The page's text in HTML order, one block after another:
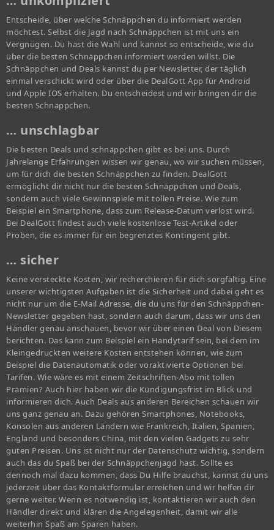
Entscheide, über welche Schnäppchen du informiert werden
möchtest. Selbst die Jagd nach Schnäppchen ist mit uns ein
Vergnügen. Du hast die Wahl und kannst so entscheide, wie du
über die besten Schnäppchen informiert werden willst. Die
Schnäppchen und Deals kannst du per Newsletter, der täglich
einmal verschickt wird oder über die DealGott App für Android
und Apple IOS erhalten. Du entscheidest und wir bringen dir die
besten Schnäppchen.
… unschlagbar
Die besten Deals und schnäppchen gibt es bei uns. Durch
Jahrelange Erfahrungen wissen wir genau, wo wir suchen müssen,
um für dich die besten Schnäppchen zu finden. DealGott
ermöglicht dir nicht nur die besten Schnäppchen und Deals,
sondern auch viele Gewinnspiele mit tollen Preise. Wie zum
Beispiel ein Smartphone, dass zum Release-Datum verlost wird.
Bei DealGott findest auch viele kostenlose Test-Artikel oder
Proben, die es immer für ein begrenztes Kontingent gibt.
… sicher
Keine versteckte Kosten, wir recherchieren für dich sorgfältig. Eine
unserer wichtigsten Aufgaben ist die Sicherheit und dabei geht es
nicht nur um die E-Mail Adresse, die du uns für den Schnäppchen-
Newsletter gegeben hast, sondern auch darum, dass wir uns den
Händler genau anschauen, bevor wir über einen Deal von Diesem
berichten. Das kann zum Beispiel ein Handytarif sein, bei dem im
Kleingedruckten weitere Kosten entstehen können, wie zum
Beispiel die Datenautomatik oder voraktivierte Optionen bei
Tarifen. Wie wäre es mit einem Zeitschriften-Abo mit tollen
Prämien? Auch hier haben wir die Kündigungsfrist im Blick und
informieren dich. Auch Deals aus anderen Bereichen schauen wir
uns ganz genau an. Dazu gehören Smartphones, Notebooks,
Konsolen aus anderen Ländern wie Frankreich, Italien, Spanien,
England und besonders China, mit den vielen Gadgets zu sehr
guten Preisen. Uns ist nicht nur der Datenschutz wichtig, sondern
auch das du Spaß bei der Schnäppchenjagd hast. Sollte es
dennoch mal dazu kommen, dass Du Hilfe brauchst, kannst du uns
jederzeit über das Kontaktformular erreichen und wir helfen dir
gerne weiter. Wenn es notwendig ist, kontaktieren wir auch den
Händler direkt und klären die Angelegenheit, damit wir alle
weiterhin Spaß am Sparen haben.